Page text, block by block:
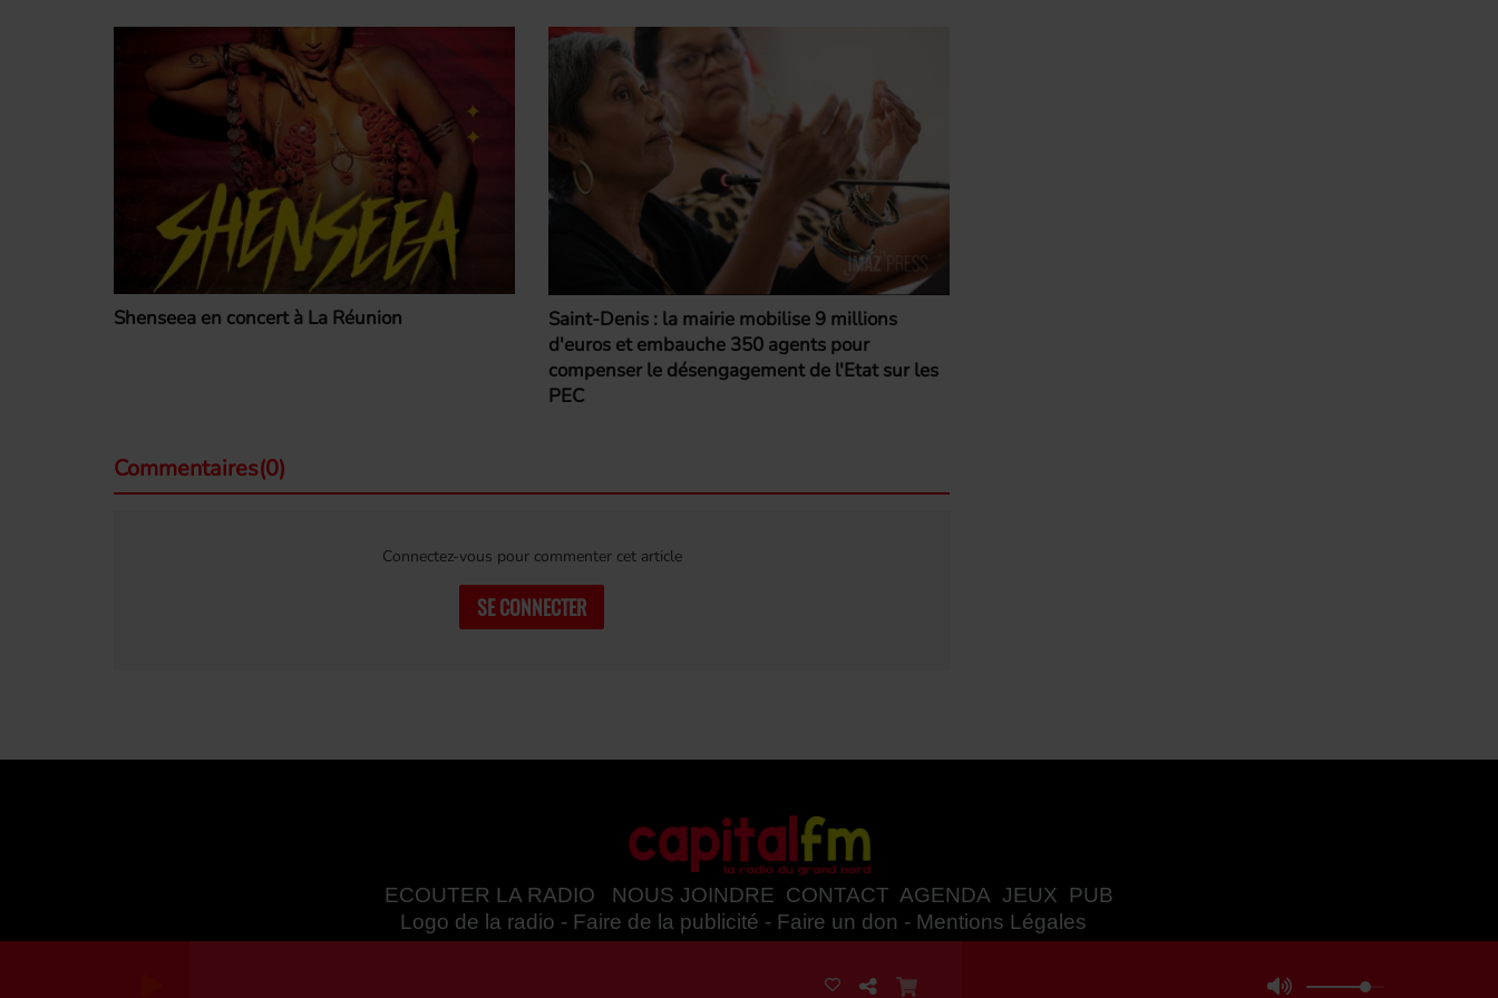
Shenseea en concert à La Réunion
Saint-Denis : la mairie mobilise 9 millions
d'euros et embauche 350 agents pour
compenser le désengagement de l'Etat sur les
PEC
Commentaires(0)
Connectez-vous pour commenter cet article
SE CONNECTER
ECOUTER LA RADIO NOUS JOINDRE CONTACT AGENDA JEUX PUB
Logo de la radio - Faire de la publicité - Faire un don - Mentions Légales